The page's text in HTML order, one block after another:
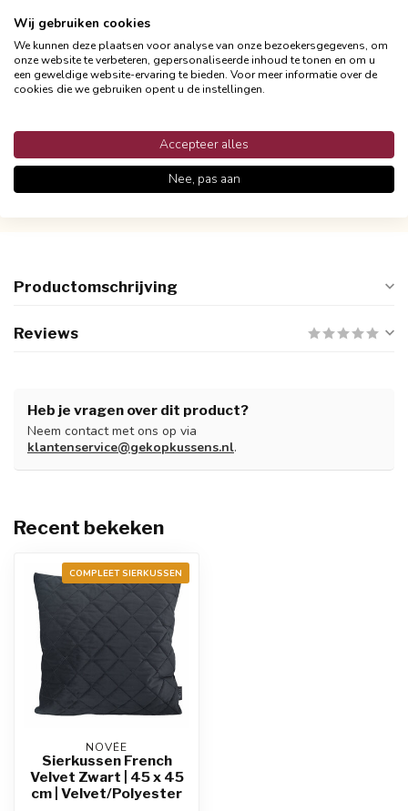
Gratis verzending vanaf €24,95
Snelle en betrouwbare bezorging met PostNL
Productomschrijving
Reviews
Heb je vragen over dit product?
Neem contact met ons op via
klantenservice@gekopkussens.nl.
Recent bekeken
COMPLEET SIERKUSSEN
NOVÉE
Sierkussen French
Velvet Zwart | 45 x 45
cm | Velvet/Polyester
Wij gebruiken cookies
We kunnen deze plaatsen voor analyse van onze bezoekersgegevens, om
onze website te verbeteren, gepersonaliseerde inhoud te tonen en om u
een geweldige website-ervaring te bieden. Voor meer informatie over de
cookies die we gebruiken opent u de instellingen.
Accepteer alles
Nee, pas aan